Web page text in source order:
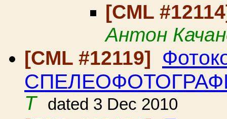
[CML
Антон
[CML #12119]
T
dated 3 Dec 2010